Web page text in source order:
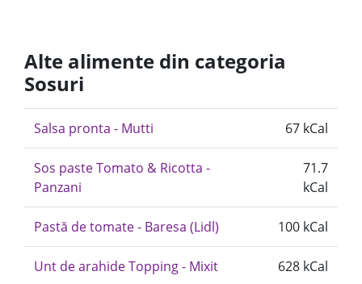
Alte alimente din categoria
Sosuri
Salsa pronta - Mutti 67 kCal
Sos paste Tomato & Ricotta -
Panzani
71.7
kCal
Pastă de tomate - Baresa (Lidl) 100 kCal
Unt de arahide Topping - Mixit 628 kCal